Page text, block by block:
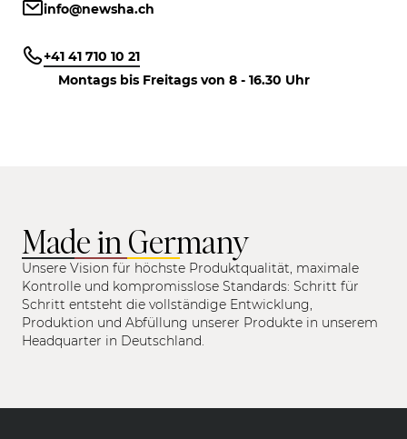
info@newsha.ch
+41 41 710 10 21
Montags bis Freitags von 8 - 16.30 Uhr
Made in Germany
Unsere Vision für höchste Produktqualität, maximale
Kontrolle und kompromisslose Standards: Schritt für
Schritt entsteht die vollständige Entwicklung,
Produktion und Abfüllung unserer Produkte in unserem
Headquarter in Deutschland.